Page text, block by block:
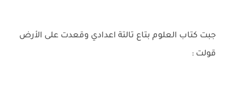
جبت كتاب العلوم بتاع تالتة اعدادي وقعدت على الأرض
قولت :